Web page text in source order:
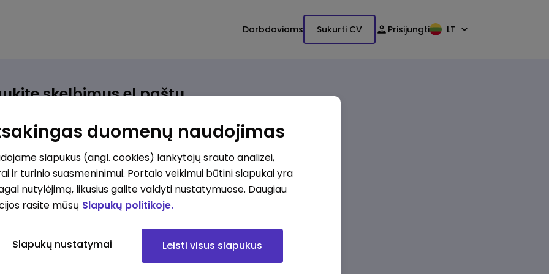
Darbdaviams Sukurti CV Prisijungti LT
skelbimus el.paštu
atsiras, iš karto gausite jį el. paštu.
ieškote darbo?*
Pridėti naują
Kokios srities darbo pasiūlymai jus domina?
Pridėti naują
duomenų naudojimas
slapukus (angl. cookies) lankytojų srauto analizei,
ir turinio suasmeninimui. Portalo veikimui būtini slapukai yra
nutylėjimą, likusius galite valdyti nustatymuose. Daugiau
rasite mūsų Slapukų politikoje.
Slapukų nustatymai Leisti visus slapukus